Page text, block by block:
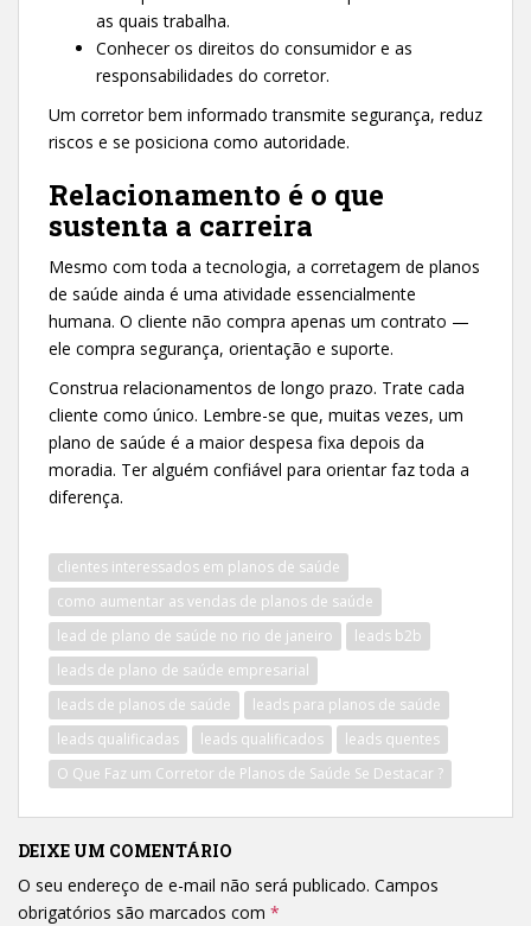
as quais trabalha.
Conhecer os direitos do consumidor e as
responsabilidades do corretor.
Um corretor bem informado transmite segurança, reduz
riscos e se posiciona como autoridade.
Relacionamento é o que
sustenta a carreira
Mesmo com toda a tecnologia, a corretagem de planos
de saúde ainda é uma atividade essencialmente
humana. O cliente não compra apenas um contrato —
ele compra segurança, orientação e suporte.
Construa relacionamentos de longo prazo. Trate cada
cliente como único. Lembre-se que, muitas vezes, um
plano de saúde é a maior despesa fixa depois da
moradia. Ter alguém confiável para orientar faz toda a
diferença.
clientes interessados em planos de saúde
como aumentar as vendas de planos de saúde
lead de plano de saúde no rio de janeiro
leads b2b
leads de plano de saúde empresarial
leads de planos de saúde
leads para planos de saúde
leads qualificadas
leads qualificados
leads quentes
O Que Faz um Corretor de Planos de Saúde Se Destacar ?
DEIXE UM COMENTÁRIO
O seu endereço de e-mail não será publicado. Campos
obrigatórios são marcados com *